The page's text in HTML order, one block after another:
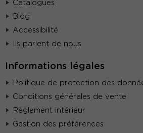
Catalogues
Blog
Accessibilité
Ils parlent de nous
Informations légales
Politique de protection des
Conditions générales de vente
Règlement intérieur
Gestion des préférences